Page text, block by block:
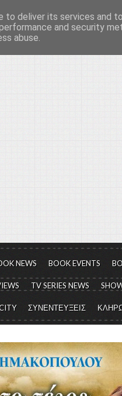
για τον πολιτισμό, σε
NEWS BOOK EVENTS
TV SERIES NEWS
ΣΥΝΕΝΤΕΥΞΕΙΣ
to deliver its services and
and security
abuse.